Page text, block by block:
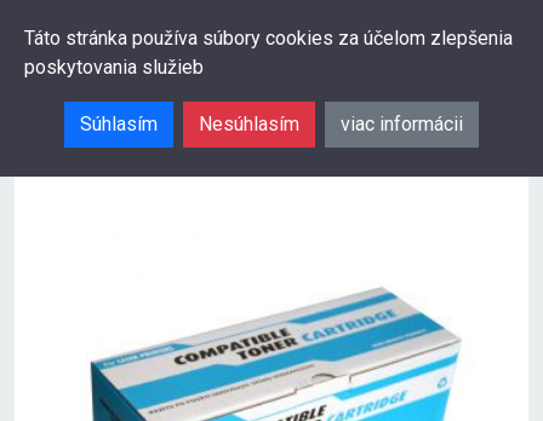
Táto stránka používa súbory cookies za účelom zlepšenia
poskytovania služieb
Súhlasím Nesúhlasím viac informácii